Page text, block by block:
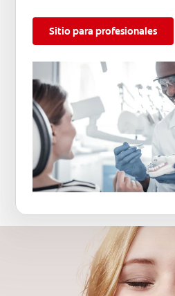
Sitio para profesionales